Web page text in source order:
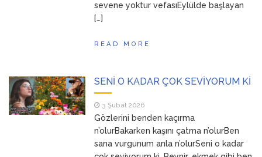
sevene yoktur vefasıEylülde başlayan
[…]
READ MORE
SENİ O KADAR ÇOK SEVİYORUM Kİ
3 Şubat 2026
Gözlerini benden kaçırma
n’olurBakarken kaşını çatma n’olurBen
sana vurgunum anla n’olurSeni o kadar